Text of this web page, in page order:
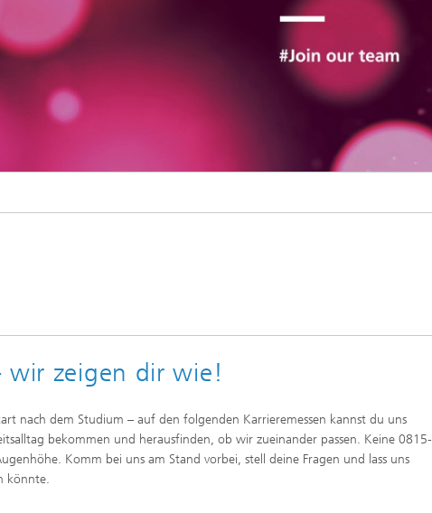
Initiativen
wir zeigen dir wie!
nach dem Studium – auf den folgenden Karrieremessen kannst du uns
bekommen und herausfinden, ob wir zueinander passen. Keine 0815-
Komm bei uns am Stand vorbei, stell deine Fragen und lass uns
könnte.